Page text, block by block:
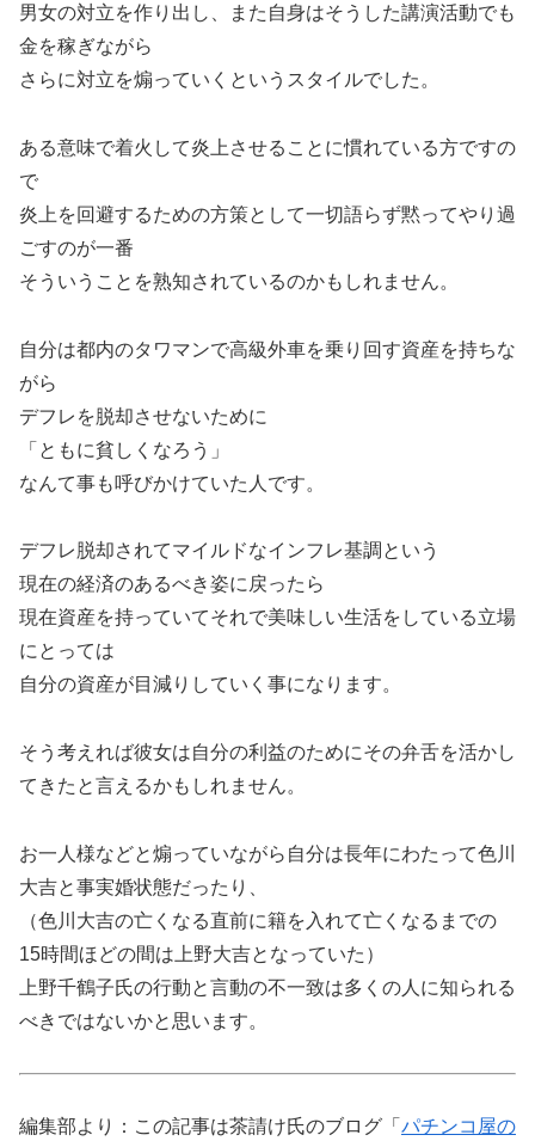
男女の対立を作り出し、また自身はそうした講演活動でも
金を稼ぎながら
さらに対立を煽っていくというスタイルでした。
ある意味で着火して炎上させることに慣れている方ですの
で
炎上を回避するための方策として一切語らず黙ってやり過
ごすのが一番
そういうことを熟知されているのかもしれません。
自分は都内のタワマンで高級外車を乗り回す資産を持ちな
がら
デフレを脱却させないために
「ともに貧しくなろう」
なんて事も呼びかけていた人です。
デフレ脱却されてマイルドなインフレ基調という
現在の経済のあるべき姿に戻ったら
現在資産を持っていてそれで美味しい生活をしている立場
にとっては
自分の資産が目減りしていく事になります。
そう考えれば彼女は自分の利益のためにその弁舌を活かし
てきたと言えるかもしれません。
お一人様などと煽っていながら自分は長年にわたって色川
大吉と事実婚状態だったり、
（色川大吉の亡くなる直前に籍を入れて亡くなるまでの
15時間ほどの間は上野大吉となっていた）
上野千鶴子氏の行動と言動の不一致は多くの人に知られる
べきではないかと思います。
編集部より：この記事は茶請け氏のブログ「 パチンコ屋の